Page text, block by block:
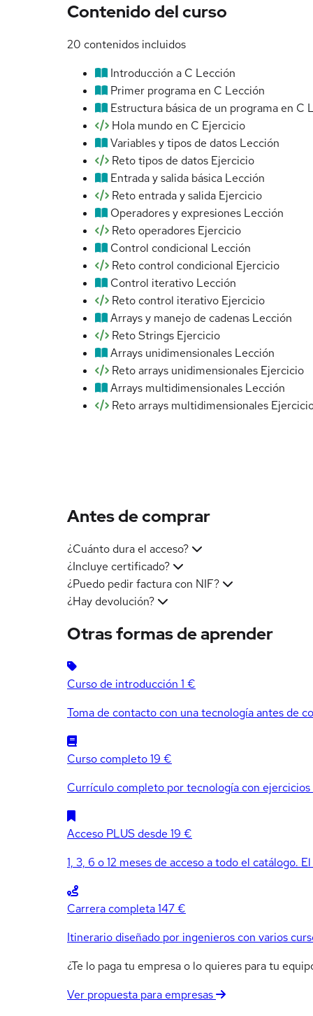
Contenido del curso
20 contenidos incluidos
Introducción a C Lección
Primer programa en C Lección
Estructura básica de un programa en C
Hola mundo en C Ejercicio
Variables y tipos de datos Lección
Reto tipos de datos Ejercicio
Entrada y salida básica Lección
Reto entrada y salida Ejercicio
Operadores y expresiones Lección
Reto operadores Ejercicio
Control condicional Lección
Reto control condicional Ejercicio
Control iterativo Lección
Reto control iterativo Ejercicio
Arrays y manejo de cadenas Lección
Reto Strings Ejercicio
Arrays unidimensionales Lección
Reto arrays unidimensionales Ejercicio
Arrays multidimensionales Lección
Reto arrays multidimensionales
Antes de comprar
¿Cuánto dura el acceso?
¿Incluye certificado?
¿Puedo pedir factura con NIF?
¿Hay devolución?
Otras formas de aprender
Curso de introducción 1 €
Toma de contacto con una tecnología antes de
Curso completo19 €
Currículo completo por tecnología con
Acceso PLUS desde 19 €
1, 3, 6 o 12 meses de acceso a todo el catálogo.
Carrera completa147 €
Itinerario diseñado por ingenieros con varios
¿Te lo paga tu empresa o lo quieres para tu
Ver propuesta para empresas